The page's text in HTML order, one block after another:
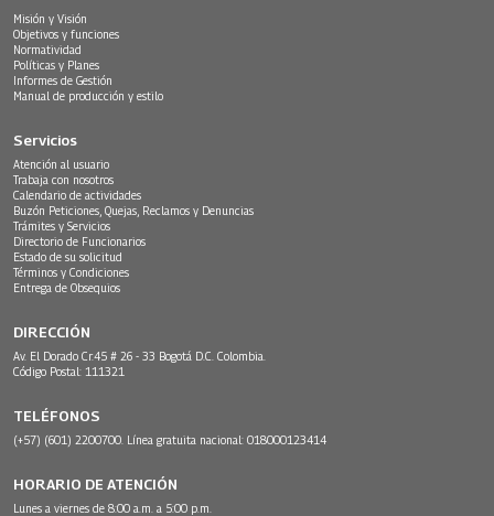
Misión y Visión
Objetivos y funciones
Normatividad
Políticas y Planes
Informes de Gestión
Manual de producción y estilo
Servicios
Atención al usuario
Trabaja con nosotros
Calendario de actividades
Buzón Peticiones, Quejas, Reclamos y Denuncias
Trámites y Servicios
Directorio de Funcionarios
Estado de su solicitud
Términos y Condiciones
Entrega de Obsequios
DIRECCIÓN
Av. El Dorado Cr.45 # 26 - 33 Bogotá D.C. Colombia.
Código Postal: 111321
TELÉFONOS
(+57) (601) 2200700. Línea gratuita nacional: 018000123414
HORARIO DE ATENCIÓN
Lunes a viernes de 8:00 a.m. a 5:00 p.m.